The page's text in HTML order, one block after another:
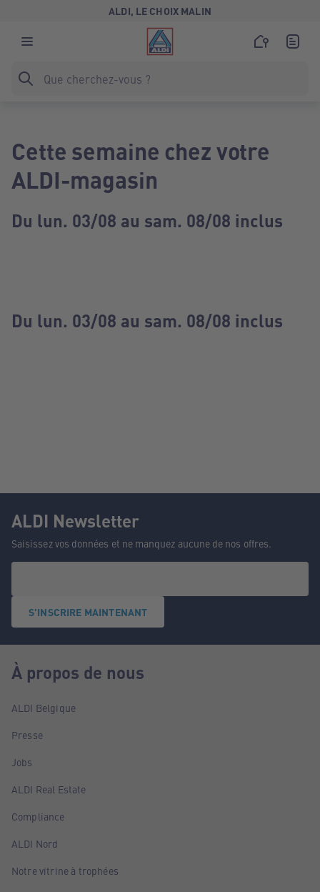
ALDI, LE CHOIX MALIN
Cette semaine chez votre
ALDI-magasin
Du lun. 03/08 au sam. 08/08 inclus
Du lun. 03/08 au sam. 08/08 inclus
ALDI Newsletter
Saisissez vos données et ne manquez aucune de nos offres.
S'INSCRIRE MAINTENANT
À propos de nous
ALDI Belgique
Presse
Jobs
ALDI Real Estate
Compliance
ALDI Nord
Notre vitrine à trophées